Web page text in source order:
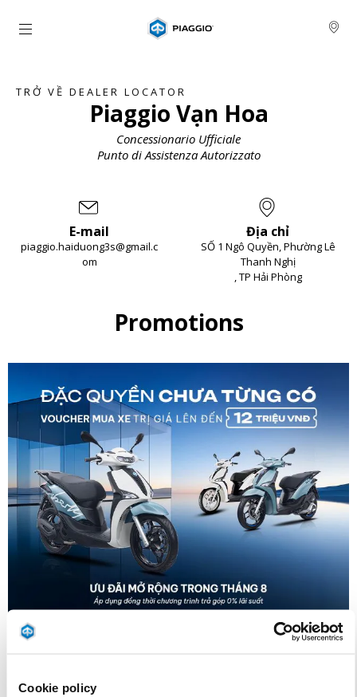
Cookie policy
Đi đến bảng tin chính
TRỞ VỀ DEALER LOCATOR
Piaggio Vạn Hoa
Concessionario Ufficiale
Punto di Assistenza Autorizzato
E-mail
piaggio.haiduong3s@gmail.c
om
Địa chỉ
SỐ 1 Ngô Quyền, Phường Lê
Thanh Nghị
, TP Hải Phòng
Promotions
Có giá trị đến